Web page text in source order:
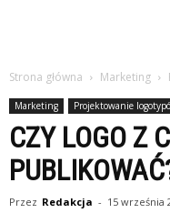
Strona główna Marketing
Marketing Projektowanie
CZY LOGO Z
Przez Redakcja - 15 września